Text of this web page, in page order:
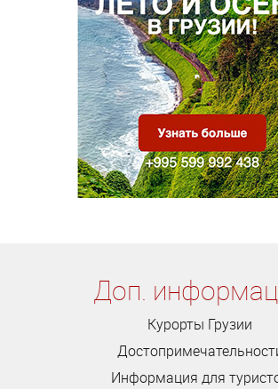
Доп.
Курорты Грузии
Информация для